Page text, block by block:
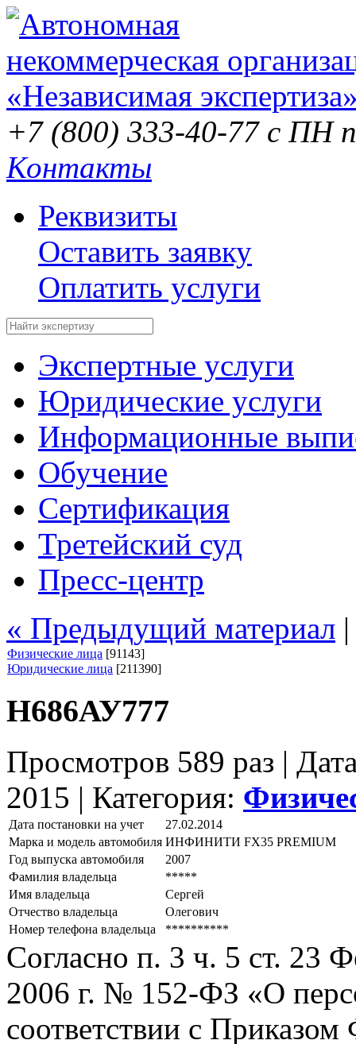
+7 (800) 333-40-77 с ПН
Контакты
Реквизиты
Оставить заявку
Оплатить услуги
Экспертные услуги
Юридические услуги
Информационные
Обучение
Сертификация
Третейский суд
Пресс-центр
« Предыдущий материал
Физические лица [91143]
Юридические лица [211390]
Н686АУ777
Просмотров 589 раз |
2015 | Категория:
Дата постановки на учет
27.02.2014
Марка и модель автомобиля ИНФИНИТИ FХ35 РRЕМIUМ
Год выпуска автомобиля
2007
Фамилия владельца
*****
Имя владельца
Сергей
Отчество владельца
Олегович
Номер телефона владельца
**********
Согласно п. 3 ч. 5 ст. 23
2006 г. № 152-ФЗ «О
соответствии с